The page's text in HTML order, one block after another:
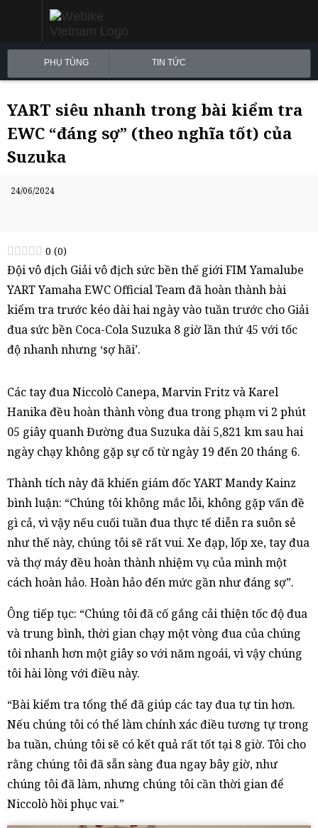
PHỤ TÙNG TIN TỨC
YART siêu nhanh trong bài kiểm tra
EWC “đáng sợ” (theo nghĩa tốt) của
Suzuka
24/06/2024
0 (0)
Đội vô địch Giải vô địch sức bền thế giới FIM Yamalube
YART Yamaha EWC Official Team đã hoàn thành bài
kiểm tra trước kéo dài hai ngày vào tuần trước cho Giải
đua sức bền Coca-Cola Suzuka 8 giờ lần thứ 45 với tốc
độ nhanh nhưng ‘sợ hãi’.
Các tay đua Niccolò Canepa, Marvin Fritz và Karel
Hanika đều hoàn thành vòng đua trong phạm vi 2 phút
05 giây quanh Đường đua Suzuka dài 5,821 km sau hai
ngày chạy không gặp sự cố từ ngày 19 đến 20 tháng 6.
Thành tích này đã khiến giám đốc YART Mandy Kainz
bình luận: “Chúng tôi không mắc lỗi, không gặp vấn đề
gì cả, vì vậy nếu cuối tuần đua thực tế diễn ra suôn sẻ
như thế này, chúng tôi sẽ rất vui. Xe đạp, lốp xe, tay đua
và thợ máy đều hoàn thành nhiệm vụ của mình một
cách hoàn hảo. Hoàn hảo đến mức gần như đáng sợ”.
Ông tiếp tục: “Chúng tôi đã cố gắng cải thiện tốc độ đua
và trung bình, thời gian chạy một vòng đua của chúng
tôi nhanh hơn một giây so với năm ngoái, vì vậy chúng
tôi hài lòng với điều này.
“Bài kiểm tra tổng thể đã giúp các tay đua tự tin hơn.
Nếu chúng tôi có thể làm chính xác điều tương tự trong
ba tuần, chúng tôi sẽ có kết quả rất tốt tại 8 giờ. Tôi cho
rằng chúng tôi đã sẵn sàng đua ngay bây giờ, như
chúng tôi đã làm, nhưng chúng tôi cần thời gian để
Niccolò hồi phục vai.”